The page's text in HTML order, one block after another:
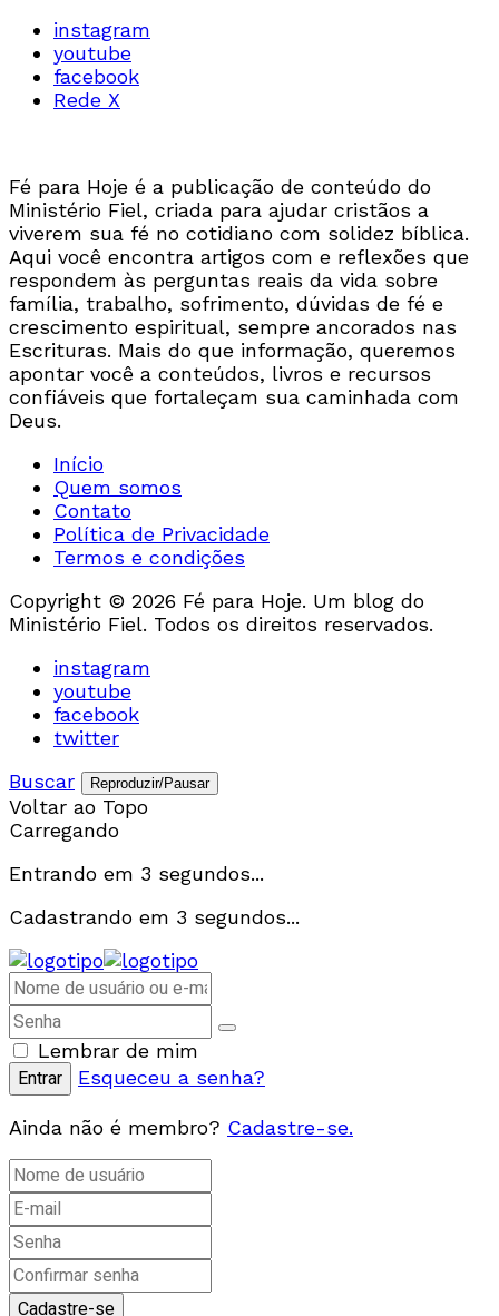
instagram
youtube
facebook
Rede X
Fé para Hoje é a publicação de conteúdo do
Ministério Fiel, criada para ajudar cristãos a
viverem sua fé no cotidiano com solidez bíblica.
Aqui você encontra artigos com e reflexões que
respondem às perguntas reais da vida sobre
família, trabalho, sofrimento, dúvidas de fé e
crescimento espiritual, sempre ancorados nas
Escrituras. Mais do que informação, queremos
apontar você a conteúdos, livros e recursos
confiáveis que fortaleçam sua caminhada com
Deus.
Início
Quem somos
Contato
Política de Privacidade
Termos e condições
Copyright © 2026 Fé para Hoje. Um blog do
Ministério Fiel. Todos os direitos reservados.
instagram
youtube
facebook
twitter
Buscar
Reproduzir/Pausar
Voltar ao Topo
Carregando
Entrando em 3 segundos...
Cadastrando em 3 segundos...
Lembrar de mim
Esqueceu a senha?
Ainda não é membro? Cadastre-se.